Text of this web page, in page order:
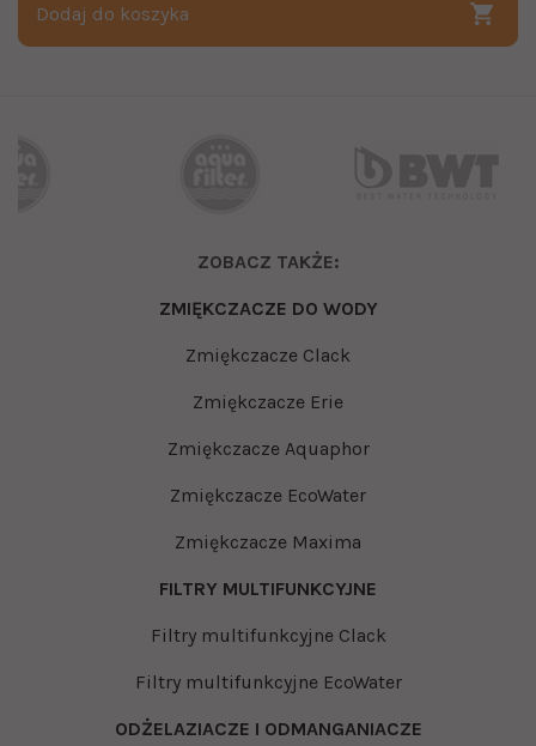
Dodaj do koszyka
ZOBACZ TAKŻE:
ZMIĘKCZACZE DO WODY
Zmiękczacze Clack
Zmiękczacze Erie
Zmiękczacze Aquaphor
Zmiękczacze EcoWater
Zmiękczacze Maxima
FILTRY MULTIFUNKCYJNE
Filtry multifunkcyjne Clack
Filtry multifunkcyjne EcoWater
ODŻELAZIACZE I ODMANGANIACZE